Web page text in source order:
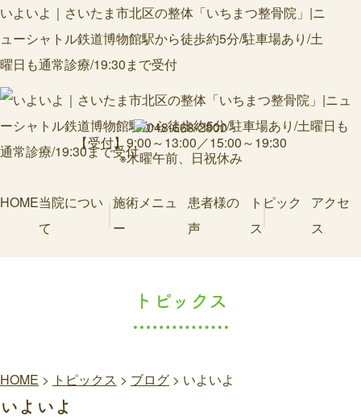
いよいよ｜さいたま市北区の整体「いちまつ整骨院」|ニ
ューシャトル鉄道博物館駅から徒歩約5分/駐車場あり/土
曜日も通常診療/19:30まで受付
【受付】9:00～13:00／15:00～19:30
※木曜午前、日祝休み
HOME当院につい
て
施術メニュ
ー
患者様の
声
トピック
ス
アクセ
ス
トピックス
HOME > トピックス > ブログ > いよいよ
いよいよ